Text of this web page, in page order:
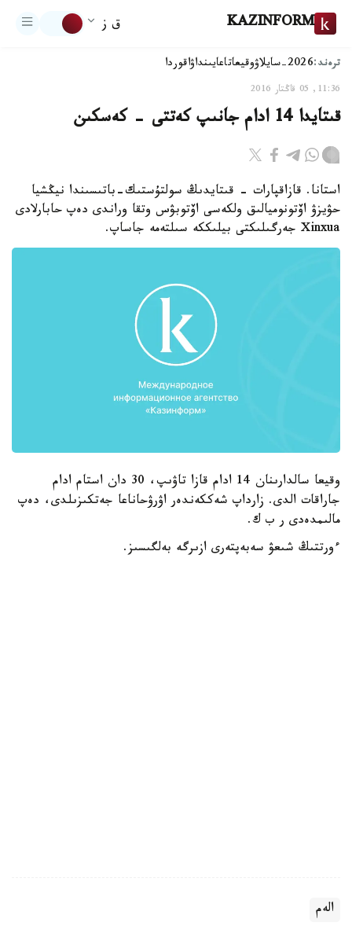
KAZINFORM ق ز
ترەند:2026-سايلاۋ وقيعاتاعايىنداۋاقوردا
11:36, 05 قاڭتار 2016
قىتايدا 14 ادام جانىپ كەتتى - كەسكىن
استانا. قازاقپارات - قىتايدىڭ سولتۇستىك-باتىسىندا نيڭشيا
حۋيزۋ اۆتونوميالىق ولكەسى اۆتوبۋس وتقا وراندى دەپ حابارلادى
Xinxua جەرگىلىكتى بيلىككە سىلتەمە جاساپ.
وقيعا سالدارىنان 14 ادام قازا تاۋىپ، 30 دان استام ادام
جاراقات الدى. زارداپ شەككەندەر اۋرۋحاناعا جەتكىزىلدى، دەپ
مالىمدەدى ر ب ك.
ءورتتىڭ شىعۋ سەبەپتەرى ازىرگە بەلگىسىز.
الەم